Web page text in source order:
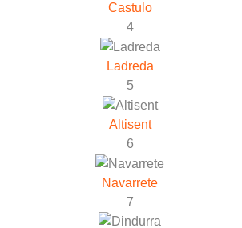
Castulo
4
Ladreda
5
Altisent
6
Navarrete
7